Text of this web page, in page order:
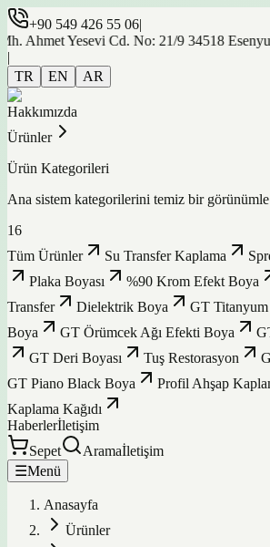
+90 549 426 55 06|
Yesevi Cd. No: 21/9 34518 Esenyurt /
|
TR
EN AR
Hakkımızda
Ürünler
Ürün Kategorileri
Ana sistem kategorilerini temiz bir görünümle
16
Tüm Ürünler
Su Transfer Kaplama
Plaka Boyası
%90 Krom Efekt Boya
Transfer
Dielektrik Boya GT
Boya
GT Örümcek Ağı Efekti Boya
GT Deri Boyası
Tuş Restorasyon
GT Piano Black Boya
Profil Ahşap
Kaplama Kağıdı
Haberlerİletişim
Sepet
Aramaİletişim
☰Menü
Anasayfa
Ürünler